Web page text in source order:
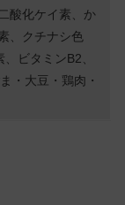
酸化ケイ素、か
、クチナシ色
ビタミンB2、
・大豆・鶏肉・